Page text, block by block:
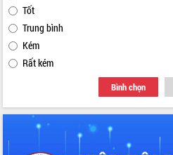
Tốt
Trung bình
Kém
Rất kém
Bình chọn